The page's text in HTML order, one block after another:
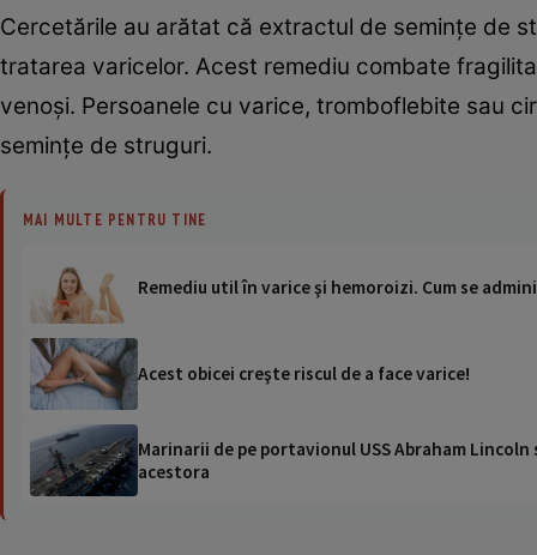
Cercetările au arătat că extractul de seminţe de
tratarea varicelor. Acest remediu combate
venoşi. Persoanele cu varice, tromboflebite sau
seminţe de struguri.
MAI MULTE PENTRU TINE
Remediu util în varice şi hemoroizi. Cum se
Acest obicei creşte riscul de a face varice!
Marinarii de pe portavionul USS Abraham
acestora